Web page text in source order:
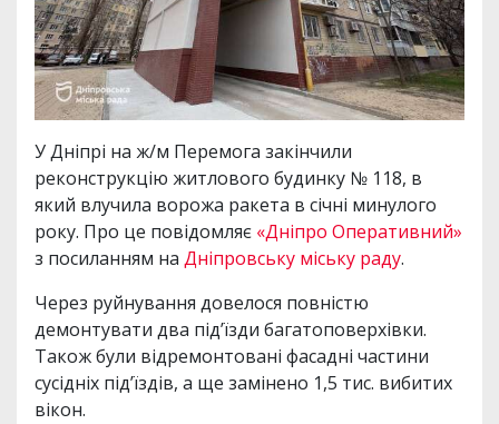
У Дніпрі на ж/м Перемога закінчили
реконструкцію житлового будинку № 118, в
який влучила ворожа ракета в січні минулого
року. Про це повідомляє «Дніпро Оперативний»
з посиланням на Дніпровську міську раду.
Через руйнування довелося повністю
демонтувати два під’їзди багатоповерхівки.
Також були відремонтовані фасадні частини
сусідніх під’їздів, а ще замінено 1,5 тис. вибитих
вікон.